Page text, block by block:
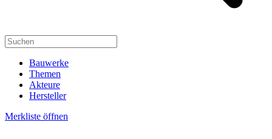
Bauwerke
Themen
Akteure
Hersteller
Merkliste öffnen